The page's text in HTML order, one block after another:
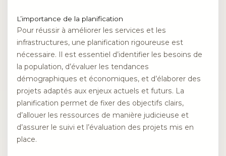
L’importance de la planification
Pour réussir à améliorer les services et les
infrastructures, une planification rigoureuse est
nécessaire. Il est essentiel d’identifier les besoins de
la population, d’évaluer les tendances
démographiques et économiques, et d’élaborer des
projets adaptés aux enjeux actuels et futurs. La
planification permet de fixer des objectifs clairs,
d’allouer les ressources de manière judicieuse et
d’assurer le suivi et l’évaluation des projets mis en
place.